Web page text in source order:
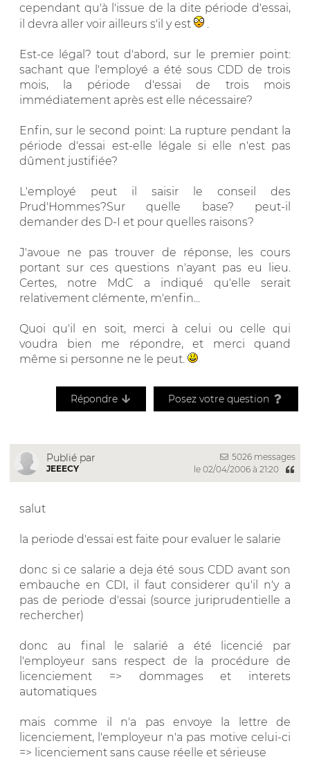
cependant qu'à l'issue de la dite période d'essai,
il devra aller voir ailleurs s'il y est
Est-ce légal? tout d'abord, sur le premier point:
sachant que l'employé a été sous CDD de trois
mois, la période d'essai de trois mois
immédiatement après est elle nécessaire?
Enfin, sur le second point: La rupture pendant la
période d'essai est-elle légale si elle n'est pas
dûment justifiée?
L'employé peut il saisir le conseil des
Prud'Hommes?Sur quelle base? peut-il
demander des D-I et pour quelles raisons?
J'avoue ne pas trouver de réponse, les cours
portant sur ces questions n'ayant pas eu lieu.
Certes, notre MdC a indiqué qu'elle serait
relativement clémente, m'enfin...
Quoi qu'il en soit, merci à celui ou celle qui
voudra bien me répondre, et merci quand
même si personne ne le peut.
Répondre Posez votre question
Publié par
JEEECY
5026 messages
le 02/04/2006 à 21:20
salut
la periode d'essai est faite pour evaluer le salarie
donc si ce salarie a deja été sous CDD avant son
embauche en CDI, il faut considerer qu'il n'y a
pas de periode d'essai (source juriprudentielle a
rechercher)
donc au final le salarié a été licencié par
l'employeur sans respect de la procédure de
licenciement => dommages et interets
automatiques
mais comme il n'a pas envoye la lettre de
licenciement, l'employeur n'a pas motive celui-ci
=> licenciement sans cause réelle et sérieuse